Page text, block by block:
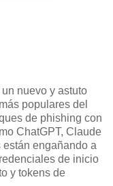
nuevo y astuto
populares del
de phishing con
ChatGPT, Claude
engañando a
de inicio
y tokens de